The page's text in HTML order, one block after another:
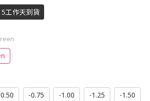
工作天到貨
-0.75 -1.00 -1.25 -1.50